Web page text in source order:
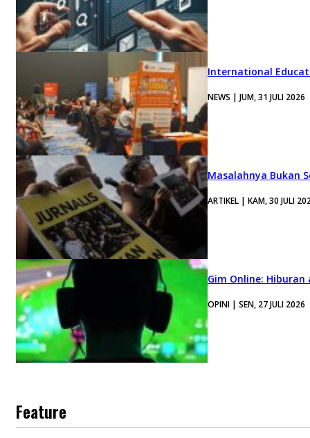
International
NEWS | JUM, 31 JULI 2026
Masalahnya Bukan
ARTIKEL | KAM, 30 JULI
Gim Online:
OPINI | SEN, 27 JULI 2026
Feature